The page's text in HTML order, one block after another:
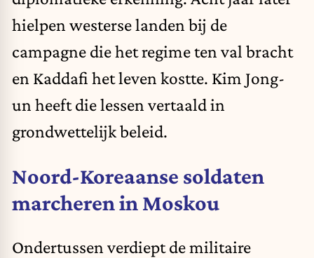
hielpen westerse landen bij de
campagne die het regime ten val bracht
en Kaddafi het leven kostte. Kim Jong-
un heeft die lessen vertaald in
grondwettelijk beleid.
Noord-Koreaanse soldaten
marcheren in Moskou
Ondertussen verdiept de militaire